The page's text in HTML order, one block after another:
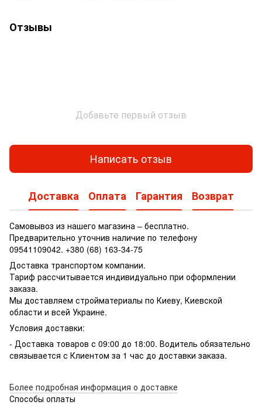
Отзывы
Добавьте первый отзыв
Написать отзыв
Доставка Оплата Гарантия Возврат
Самовывоз из нашего магазина – бесплатно.
Предварительно уточнив наличие по телефону
09541109042. +380 (68) 163-34-75
Доставка транспортом компании.
Тариф рассчитывается индивидуально при оформлении
заказа.
Мы доставляем стройматериалы по Киеву, Киевской
области и всей Украине.
Условия доставки:
- Доставка товаров с 09:00 до 18:00. Водитель обязательно
связывается с Клиентом за 1 час до доставки заказа.
Более подробная информация о доставке
Способы оплаты